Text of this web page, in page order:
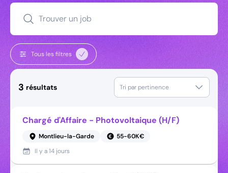
Trouver un job
Tous les filtres
3 résultats Tri par pertinence
Chargé d'Affaire - Photovoltaique (H/F)
Montlieu-la-Garde
55-60K€
Il y a14 jours